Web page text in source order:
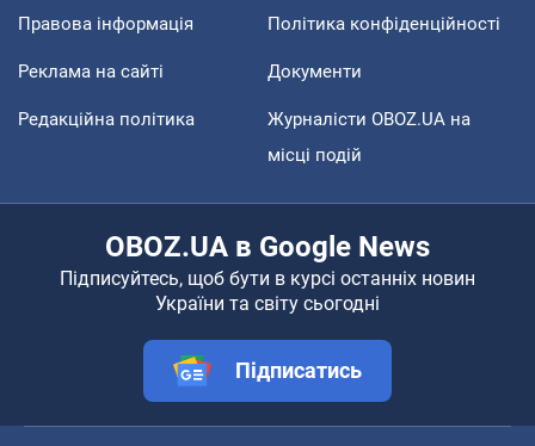
Правова інформація Політика конфіденційності
Реклама на сайті Документи
Редакційна політика
Журналісти OBOZ.UA на
місці подій
OBOZ.UA в Google News
Підписуйтесь, щоб бути в курсі останніх новин
України та світу сьогодні
Підписатись